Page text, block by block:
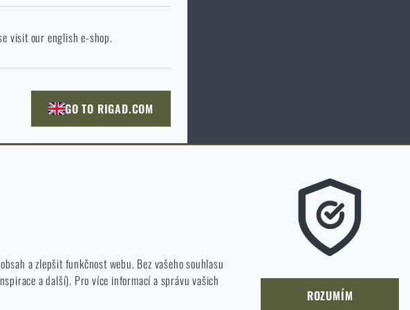
nebo přejít na hlavní stránku cílového
PŘEJDU NA HLAVNÍ STRÁNKU
PŘEJÍT DO KOŠÍKU
POKRAČOVAT
visit our english e-shop.
GO TO RIGAD.COM
a zlepšit funkčnost webu. Bez vašeho souhlasu
a další). Pro více informací a správu vašich
se našim zákazníkům líbí a kterým směrem se máme ubírat.
se mohl neustále rozvíjet a zlepšovat.
ROZUMÍM